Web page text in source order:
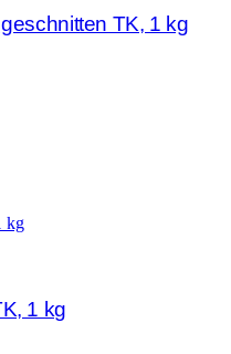
TK, 1 kg
1 kg